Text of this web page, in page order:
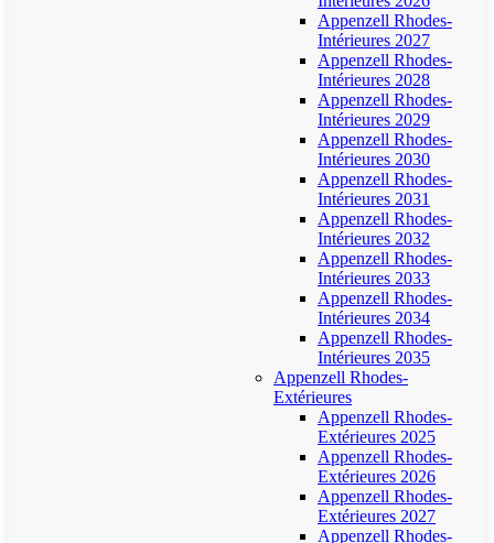
Appenzell Rhodes-
Intérieures 2027
Appenzell Rhodes-
Intérieures 2028
Appenzell Rhodes-
Intérieures 2029
Appenzell Rhodes-
Intérieures 2030
Appenzell Rhodes-
Intérieures 2031
Appenzell Rhodes-
Intérieures 2032
Appenzell Rhodes-
Intérieures 2033
Appenzell Rhodes-
Intérieures 2034
Appenzell Rhodes-
Intérieures 2035
Appenzell Rhodes-
Extérieures
Appenzell Rhodes-
Extérieures 2025
Appenzell Rhodes-
Extérieures 2026
Appenzell Rhodes-
Extérieures 2027
Appenzell Rhodes-